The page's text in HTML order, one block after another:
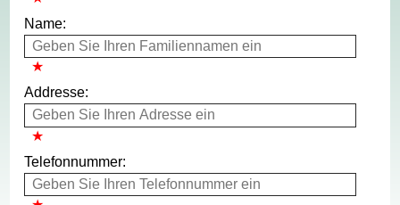
Name:
Addresse:
Telefonnummer: